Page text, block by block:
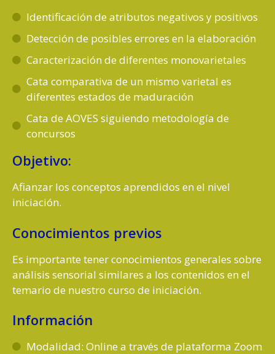
Identificación de atributos negativos y positivos
Detección de posibles errores en la elaboración
Caracterización de diferentes monovarietales
Cata comparativa de un mismo varietal es
diferentes estados de maduración
Cata de AOVES siguiendo metodología de
concursos
Objetivo:
Afianzar los conceptos aprendidos en el nivel
iniciación.
Conocimientos previos
Es importante tener conocimientos generales sobre
análisis sensorial similares a los contenidos en el
temario de nuestro curso de iniciación.
Información
Modalidad: Online a través de plataforma Zoom